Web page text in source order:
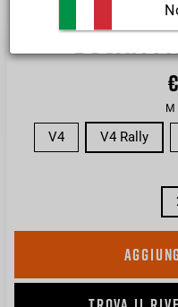
DUCATI
di
V4 V4 Rally